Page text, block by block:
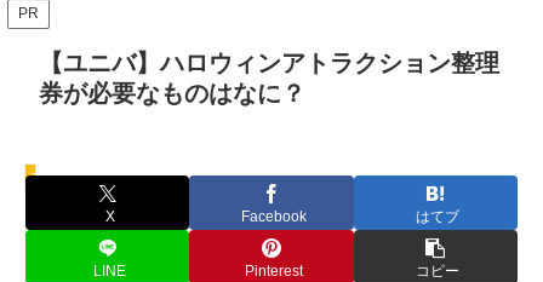
PR
【ユニバ】ハロウィンアトラクション整理
券が必要なものはなに？
アトラクション情報
X Facebook はてブ
LINE Pinterest コピー